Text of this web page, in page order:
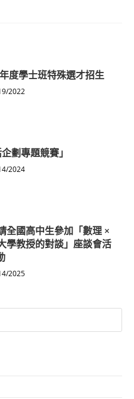
度學士班特殊選才招生
2022
劃專題競賽」
2024
全國高中生參加「數理 ×
學教授的對談」座談會活
2025